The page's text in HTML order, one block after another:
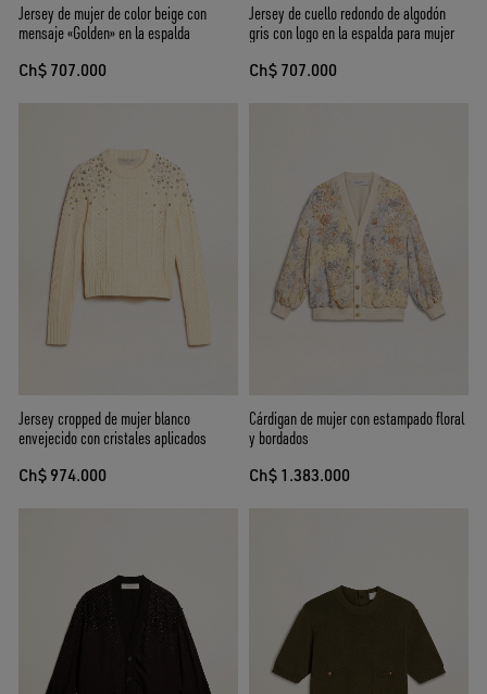
Jersey de mujer de color beige con
mensaje «Golden» en la espalda
Ch$ 707.000
Jersey de cuello redondo de algodón
gris con logo en la espalda para mujer
Ch$ 707.000
Jersey cropped de mujer blanco
envejecido con cristales aplicados
Ch$ 974.000
Cárdigan de mujer con estampado floral
y bordados
Ch$ 1.383.000